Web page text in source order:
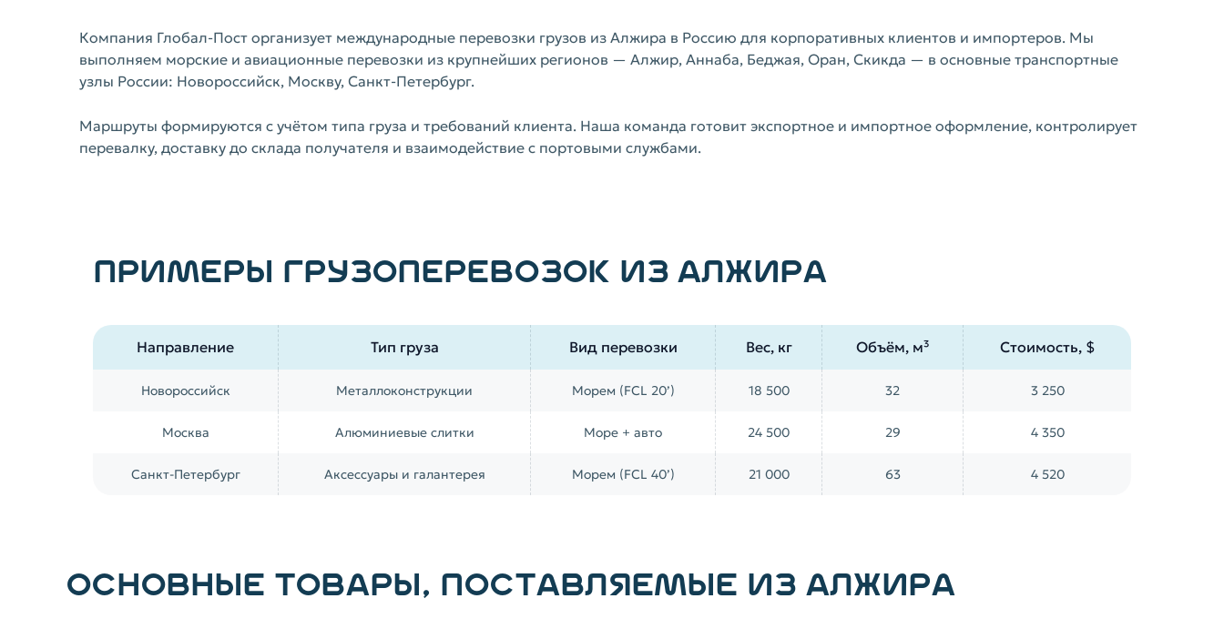
Компания Глобал-Пост организует международные перевозки грузов из Алжира в Россию для корпоративных клиентов и импортеров. Мы
выполняем морские и авиационные перевозки из крупнейших регионов — Алжир, Аннаба, Беджая, Оран, Скикда — в основные транспортные
узлы России: Новороссийск, Москву, Санкт-Петербург.
Маршруты формируются с учётом типа груза и требований клиента. Наша команда готовит экспортное и импортное оформление, контролирует
перевалку, доставку до склада получателя и взаимодействие с портовыми службами.
ПРИМЕРЫ ГРУЗОПЕРЕВОЗОК ИЗ АЛЖИРА
Направление Тип груза Вид перевозки Вес, кг Объём, м³ Стоимость, $
Новороссийск Металлоконструкции Морем (FCL 20’) 18 500 32 3 250
Москва Алюминиевые слитки Море + авто 24 500 29 4 350
Санкт-Петербург Аксессуары и галантерея Морем (FCL 40’) 21 000 63 4 520
ОСНОВНЫЕ ТОВАРЫ, ПОСТАВЛЯЕМЫЕ ИЗ АЛЖИРА